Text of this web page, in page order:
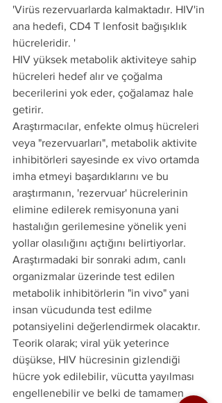
'Virüs rezervuarlarda kalmaktadır. HIV'in
ana hedefi, CD4 T lenfosit bağışıklık
hücreleridir. '
HIV yüksek metabolik aktiviteye sahip
hücreleri hedef alır ve çoğalma
becerilerini yok eder, çoğalamaz hale
getirir.
Araştırmacılar, enfekte olmuş hücreleri
veya "rezervuarları", metabolik aktivite
inhibitörleri sayesinde ex vivo ortamda
imha etmeyi başardıklarını ve bu
araştırmanın, 'rezervuar' hücrelerinin
elimine edilerek remisyonuna yani
hastalığın gerilemesine yönelik yeni
yollar olasılığını açtığını belirtiyorlar.
Araştırmadaki bir sonraki adım, canlı
organizmalar üzerinde test edilen
metabolik inhibitörlerin "in vivo" yani
insan vücudunda test edilme
potansiyelini değerlendirmek olacaktır.
Teorik olarak; viral yük yeterince
düşükse, HIV hücresinin gizlendiği
hücre yok edilebilir, vücutta yayılması
engellenebilir ve belki de tamamen